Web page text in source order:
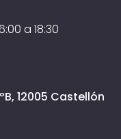
a 18:30
12005 Castellón